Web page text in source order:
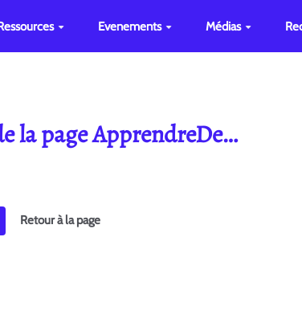
Evenements Médias
la page ApprendreDe…
Retour à la page